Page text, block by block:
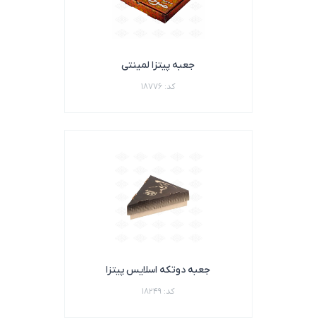
جعبه پیتزا لمینتی
کد: 18776
جعبه دوتکه اسلایس پیتزا
کد: 18249